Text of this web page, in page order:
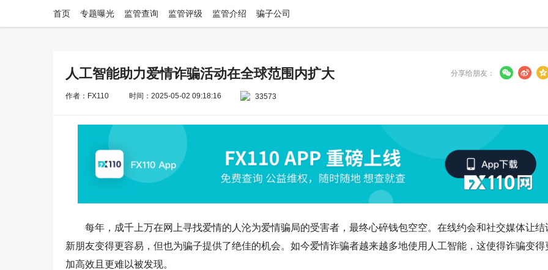
首页 专题曝光 监管查询 监管评级 监管介绍 骗子公司
人工智能助力爱情诈骗活动在全球范围内扩大 分享给朋友：
作者：FX110 时间：2025-05-02 09:18:16 33573
每年，成千上万在网上寻找爱情的人沦为爱情骗局的受害者，最终心碎钱包空空。在线约会和社交媒体让结
新朋友变得更容易，但也为骗子提供了绝佳的机会。如今爱情诈骗者越来越多地使用人工智能，这使得诈骗变得
加高效且更难以被发现。